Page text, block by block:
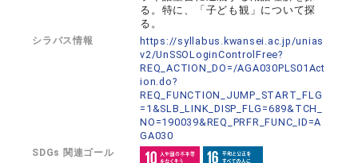
る。特に、「子ども観」について探
る。
シラバス情報
https://syllabus.kwansei.ac.jp/unias
v2/UnSSOLoginControlFree?
REQ_ACTION_DO=/AGA030PLS01Act
ion.do?
REQ_FUNCTION_JUMP_START_FLG
=1&SLB_LINK_DISP_FLG=689&TCH_
NO=190039&REQ_PRFR_FUNC_ID=A
GA030
SDGs 関連ゴール